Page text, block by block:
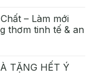
– Làm mới
thơm tinh tế & an
TẶNG HẾT Ý